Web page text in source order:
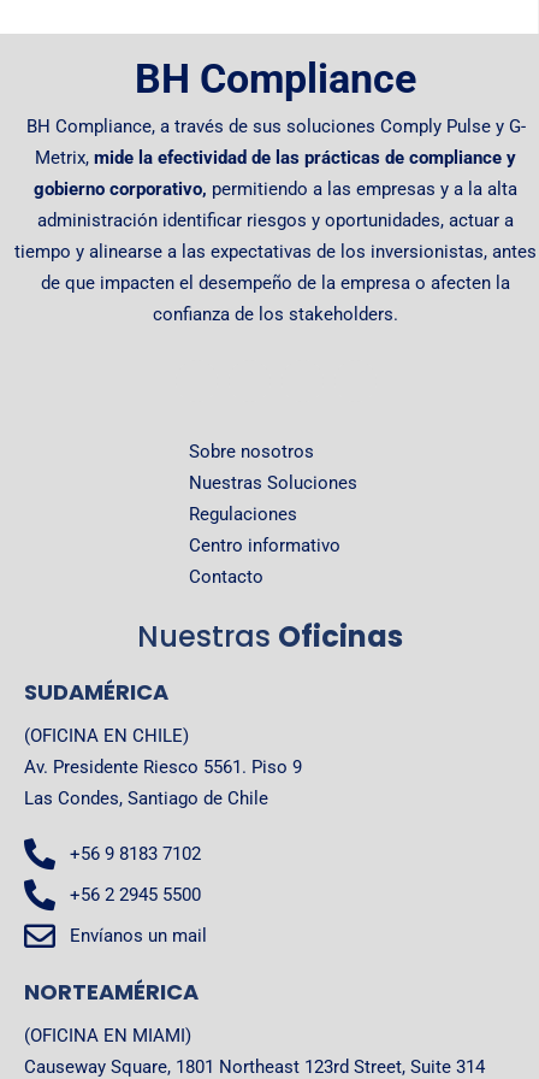
BH Compliance
BH Compliance, a través de sus soluciones Comply Pulse y G-
Metrix, mide la efectividad de las prácticas de compliance y
gobierno corporativo, permitiendo a las empresas y a la alta
administración identificar riesgos y oportunidades, actuar a
tiempo y alinearse a las expectativas de los inversionistas, antes
de que impacten el desempeño de la empresa o afecten la
confianza de los stakeholders.
Sobre nosotros
Nuestras Soluciones
Regulaciones
Centro informativo
Contacto
Nuestras Oficinas
SUDAMÉRICA
(OFICINA EN CHILE)
Av. Presidente Riesco 5561. Piso 9
Las Condes, Santiago de Chile
+56 9 8183 7102
+56 2 2945 5500
Envíanos un mail
NORTEAMÉRICA
(OFICINA EN MIAMI)
Causeway Square, 1801 Northeast 123rd Street, Suite 314